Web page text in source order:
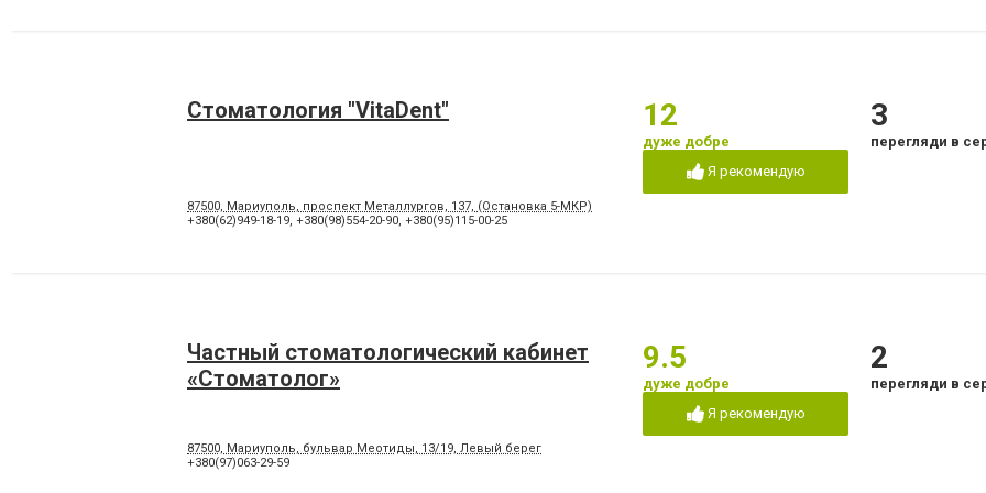
Стоматология "VitaDent"
87500, Мариуполь, проспект Металлургов, 137, (Остановка 5-МКР)
+380(62)949-18-19, +380(98)554-20-90, +380(95)115-00-25
12
дуже добре
Я рекомендую
3
перегляди в
Частный стоматологический кабинет
«Стоматолог»
87500, Мариуполь, бульвар Меотиды, 13/19, Левый берег
+380(97)063-29-59
9.5
дуже добре
Я рекомендую
2
перегляди в